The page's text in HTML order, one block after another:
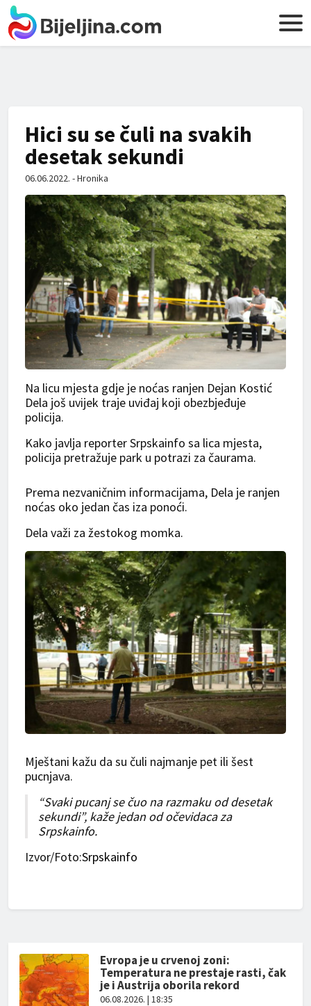
Hici su se čuli na svakih
desetak sekundi
06.06.2022. - Hronika
Na licu mjesta gdje je noćas ranjen Dejan Kostić
Dela još uvijek traje uviđaj koji obezbjeđuje
policija.
Kako javlja reporter Srpskainfo sa lica mjesta,
policija pretražuje park u potrazi za čaurama.
Prema nezvaničnim informacijama, Dela je ranjen
noćas oko jedan čas iza ponoći.
Dela važi za žestokog momka.
Mještani kažu da su čuli najmanje pet ili šest
pucnjava.
“Svaki pucanj se čuo na razmaku od desetak
sekundi”, kaže jedan od očevidaca za
Srpskainfo.
Izvor/Foto:Srpskainfo
Evropa je u crvenoj zoni:
Temperatura ne prestaje rasti, čak
je i Austrija oborila rekord
06.08.2026. | 18:35